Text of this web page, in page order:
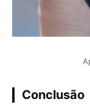
Conclusão